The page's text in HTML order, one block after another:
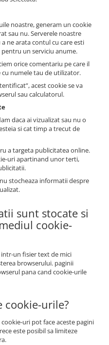
noastre, generam un cookie
sau nu. Serverele noastre
ne arata contul cu care esti
un serviciu anume.
orice comentariu pe care il
numele tau de utilizator.
acest cookie se va
sau calculatorul.
daca ai vizualizat sau nu o
si cat timp a trecut de
a targeta publicitatea online.
uri apartinand unor terti,
stocheaza informatii despre
sunt stocate si
cookie-
un fisier text de mici
browserului. paginii
pana cand cookie-urile
cookie-urile?
uri pot face aceste pagini
este posibil sa limiteze